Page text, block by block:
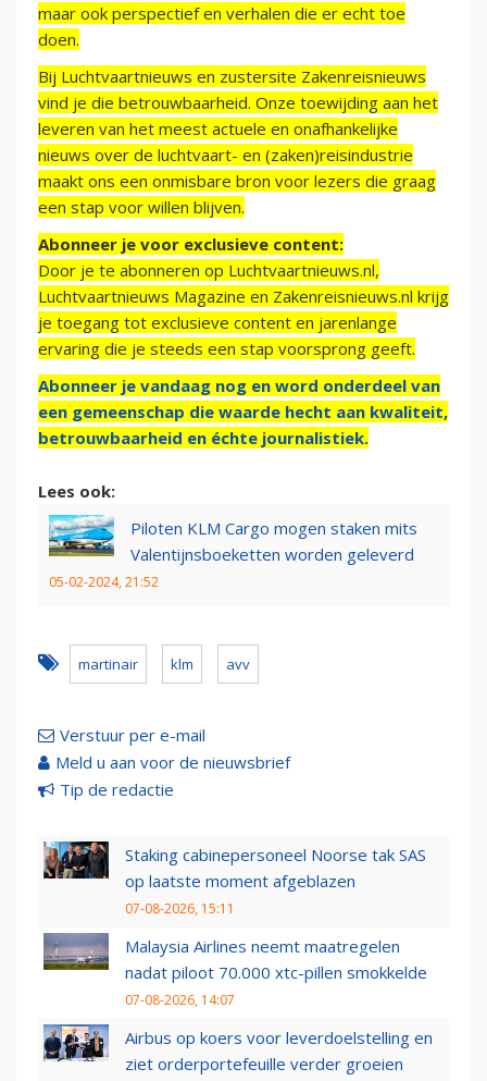
maar ook perspectief en verhalen die er echt toe
doen.
Bij Luchtvaartnieuws en zustersite Zakenreisnieuws
vind je die betrouwbaarheid. Onze toewijding aan het
leveren van het meest actuele en onafhankelijke
nieuws over de luchtvaart- en (zaken)reisindustrie
maakt ons een onmisbare bron voor lezers die graag
een stap voor willen blijven.
Abonneer je voor exclusieve content:
Door je te abonneren op Luchtvaartnieuws.nl,
Luchtvaartnieuws Magazine en Zakenreisnieuws.nl krijg
je toegang tot exclusieve content en jarenlange
ervaring die je steeds een stap voorsprong geeft.
Abonneer je vandaag nog en word onderdeel van
een gemeenschap die waarde hecht aan kwaliteit,
betrouwbaarheid en échte journalistiek.
Lees ook:
Piloten KLM Cargo mogen staken mits
Valentijnsboeketten worden geleverd
05-02-2024, 21:52
martinair klm avv
Verstuur per e-mail
Meld u aan voor de nieuwsbrief
Tip de redactie
Staking cabinepersoneel Noorse tak SAS
op laatste moment afgeblazen
07-08-2026, 15:11
Malaysia Airlines neemt maatregelen
nadat piloot 70.000 xtc-pillen smokkelde
07-08-2026, 14:07
Airbus op koers voor leverdoelstelling en
ziet orderportefeuille verder groeien